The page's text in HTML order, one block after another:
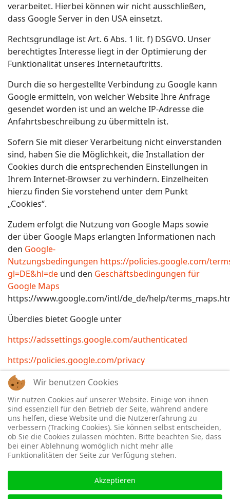
verarbeitet. Hierbei können wir nicht ausschließen,
dass Google Server in den USA einsetzt.
Rechtsgrundlage ist Art. 6 Abs. 1 lit. f) DSGVO. Unser
berechtigtes Interesse liegt in der Optimierung der
Funktionalität unseres Internetauftritts.
Durch die so hergestellte Verbindung zu Google kann
Google ermitteln, von welcher Website Ihre Anfrage
gesendet worden ist und an welche IP-Adresse die
Anfahrtsbeschreibung zu übermitteln ist.
Sofern Sie mit dieser Verarbeitung nicht einverstanden
sind, haben Sie die Möglichkeit, die Installation der
Cookies durch die entsprechenden Einstellungen in
Ihrem Internet-Browser zu verhindern. Einzelheiten
hierzu finden Sie vorstehend unter dem Punkt
„Cookies“.
Zudem erfolgt die Nutzung von Google Maps sowie
der über Google Maps erlangten Informationen nach
den Google-
Nutzungsbedingungen https://policies.google.com/
gl=DE&hl=de und den Geschäftsbedingungen für
Google Maps
https://www.google.com/intl/de_de/help/
Überdies bietet Google unter
https://adssettings.google.com/authenticated
https://policies.google.com/privacy
weitergehende Informationen an.
Muster-DatenschutzerklärungderAnwaltskanzlei
Weiß & Partner
Wir benutzen Cookies
Wir nutzen Cookies auf unserer Website. Einige von ihnen
sind essenziell für den Betrieb der Seite, während andere
uns helfen, diese Website und die Nutzererfahrung zu
verbessern (Tracking Cookies). Sie können selbst entscheiden,
ob Sie die Cookies zulassen möchten. Bitte beachten Sie, dass
bei einer Ablehnung womöglich nicht mehr alle
Funktionalitäten der Seite zur Verfügung stehen.
Akzeptieren